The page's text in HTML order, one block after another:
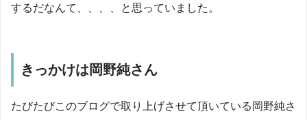
するだなんて、、、、と思っていました。
きっかけは岡野純さん
たびたびこのブログで取り上げさせて頂いている岡野純さ